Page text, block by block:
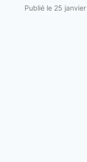
Publié le 25